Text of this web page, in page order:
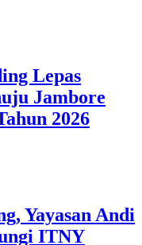
Lepas
Jambore
2026
Yayasan Andi
ITNY